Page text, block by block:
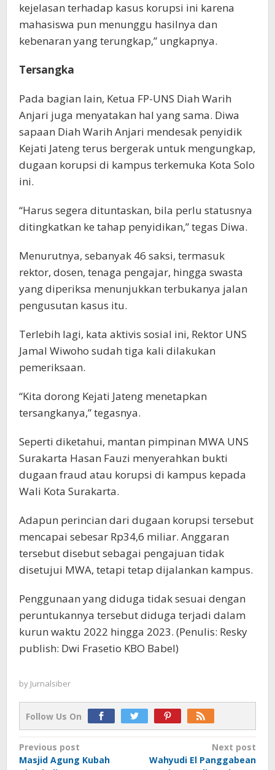
kejelasan terhadap kasus korupsi ini karena
mahasiswa pun menunggu hasilnya dan
kebenaran yang terungkap,” ungkapnya.
Tersangka
Pada bagian lain, Ketua FP-UNS Diah Warih
Anjari juga menyatakan hal yang sama. Diwa
sapaan Diah Warih Anjari mendesak penyidik
Kejati Jateng terus bergerak untuk mengungkap,
dugaan korupsi di kampus terkemuka Kota Solo
ini.
“Harus segera dituntaskan, bila perlu statusnya
ditingkatkan ke tahap penyidikan,” tegas Diwa.
Menurutnya, sebanyak 46 saksi, termasuk
rektor, dosen, tenaga pengajar, hingga swasta
yang diperiksa menunjukkan terbukanya jalan
pengusutan kasus itu.
Terlebih lagi, kata aktivis sosial ini, Rektor UNS
Jamal Wiwoho sudah tiga kali dilakukan
pemeriksaan.
“Kita dorong Kejati Jateng menetapkan
tersangkanya,” tegasnya.
Seperti diketahui, mantan pimpinan MWA UNS
Surakarta Hasan Fauzi menyerahkan bukti
dugaan fraud atau korupsi di kampus kepada
Wali Kota Surakarta.
Adapun perincian dari dugaan korupsi tersebut
mencapai sebesar Rp34,6 miliar. Anggaran
tersebut disebut sebagai pengajuan tidak
disetujui MWA, tetapi tetap dijalankan kampus.
Penggunaan yang diduga tidak sesuai dengan
peruntukannya tersebut diduga terjadi dalam
kurun waktu 2022 hingga 2023. (Penulis: Resky
publish: Dwi Frasetio KBO Babel)
by Jurnalsiber
Follow Us On
Post
Previous post
Masjid Agung Kubah
Next post
Wahyudi El Panggabean